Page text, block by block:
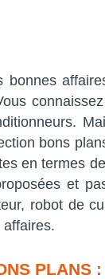
bons
en termes
et
robot de
PLANS